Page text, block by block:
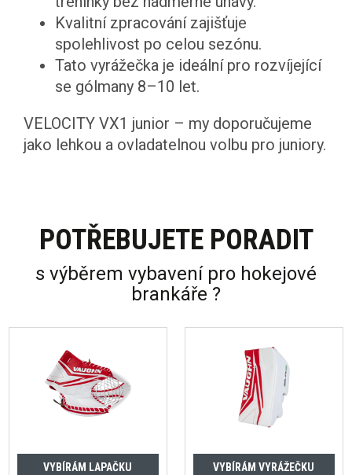
Kvalitní zpracování zajišťuje
spolehlivost po celou sezónu.
Tato vyrážečka je ideální pro rozvíjející
se gólmany 8–10 let.
VELOCITY VX1 junior – my doporučujeme
jako lehkou a ovladatelnou volbu pro juniory.
POTŘEBUJETE PORADIT
s výběrem vybavení pro hokejové
brankáře ?
VYBÍRÁM LAPAČKU VYBÍRÁM VYRÁŽEČKU